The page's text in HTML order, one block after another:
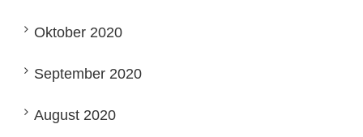
Oktober 2020
September 2020
August 2020